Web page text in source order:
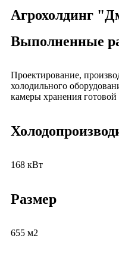
Агрохолдинг
Выполненные
Проектирование,
холодильного
камеры хранения
168 кВт
Размер
655 м2